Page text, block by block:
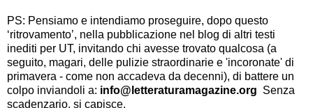
PS: Pensiamo e intendiamo proseguire, dopo questo
‘ritrovamento’, nella pubblicazione nel blog di altri testi
inediti per UT, invitando chi avesse trovato qualcosa (a
seguito, magari, delle pulizie straordinarie e 'incoronate' di
primavera - come non accadeva da decenni), di battere un
colpo inviandoli a: info@letteraturamagazine.org Senza
scadenzario, si capisce.